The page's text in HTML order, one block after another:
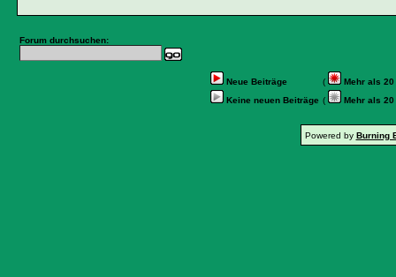
Forum durchsuchen:
Neue Beiträge (
Mehr als
Keine neuen Beiträge ( Mehr als
Powered by Burning